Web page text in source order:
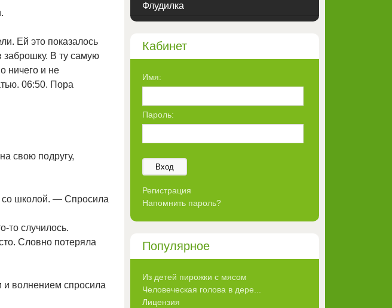
Ей это показалось
заброшку. В ту самую
ничего и не
06:50. Пора
свою подругу,
со школой. — Спросила
то случилось.
Словно потеряла
волнением спросила
Флудилка
Кабинет
Имя:
Пароль:
Вход
Регистрация
Напомнить пароль?
Популярное
Из детей пирожки с мясом
Человеческая голова в дере...
Лицензия